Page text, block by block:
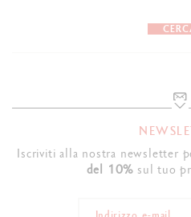
Iscriviti alla nostra newsletter
del 10% sul tuo